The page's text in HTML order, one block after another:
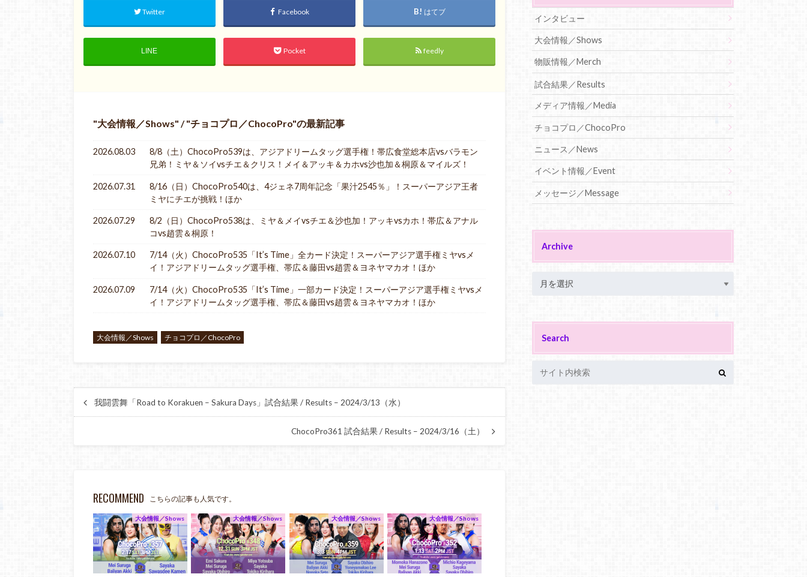
Twitter Facebook はてブ
LINE Pocket feedly
大会情報／Shows / チョコプロ／ChocoPro の最新記事
2026.08.03
8/8（土）ChocoPro539は、アジアドリームタッグ選手権！帯広食堂総本店vsバラモン
兄弟！ミヤ＆ソイvsチエ＆クリス！メイ＆アッキ＆カホvs沙也加＆桐原＆マイルズ！
2026.07.31
8/16（日）ChocoPro540は、4ジェネ7周年記念「果汁2545％」！スーパーアジア王者
ミヤにチエが挑戦！ほか
2026.07.29
8/2（日）ChocoPro538は、ミヤ＆メイvsチエ＆沙也加！アッキvsカホ！帯広＆アナル
コvs趙雲＆桐原！
2026.07.10
7/14（火）ChocoPro535「It’s Time」全カード決定！スーパーアジア選手権ミヤvsメ
イ！アジアドリームタッグ選手権、帯広＆藤田vs趙雲＆ヨネヤマカオ！ほか
2026.07.09
7/14（火）ChocoPro535「It’s Time」一部カード決定！スーパーアジア選手権ミヤvsメ
イ！アジアドリームタッグ選手権、帯広＆藤田vs趙雲＆ヨネヤマカオ！ほか
大会情報／Shows チョコプロ／ChocoPro
我闘雲舞「Road to Korakuen – Sakura Days」試合結果 / Results – 2024/3/13（水）
ChocoPro361 試合結果 / Results – 2024/3/16（土）
RECOMMEND こちらの記事も人気です。
大会情報／Shows 大会情報／Shows 大会情報／Shows 大会情報／Shows
インタビュー
大会情報／Shows
物販情報／Merch
試合結果／Results
メディア情報／Media
チョコプロ／ChocoPro
ニュース／News
イベント情報／Event
メッセージ／Message
Archive
Search